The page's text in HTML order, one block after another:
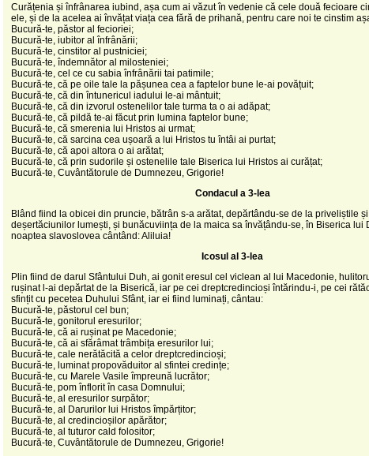
Curățenia și înfrânarea iubind, așa cum ai văzut în vedenie că cele două fecioare
ele, și de la acelea ai învățat viața cea fără de prihană, pentru care noi te cinstim
Bucură-te, păstor al fecioriei;
Bucură-te, iubitor al înfrânării;
Bucură-te, cinstitor al pustniciei;
Bucură-te, îndemnător al milosteniei;
Bucură-te, cel ce cu sabia înfrânării tai patimile;
Bucură-te, că pe oile tale la pășunea cea a faptelor bune le-ai povățuit;
Bucură-te, că din întunericul iadului le-ai mântuit;
Bucură-te, că din izvorul ostenelilor tale turma ta o ai adăpat;
Bucură-te, că pildă te-ai făcut prin lumina faptelor bune;
Bucură-te, că smerenia lui Hristos ai urmat;
Bucură-te, că sarcina cea ușoară a lui Hristos tu întâi ai purtat;
Bucură-te, că apoi altora o ai arătat;
Bucură-te, că prin sudorile și ostenelile tale Biserica lui Hristos ai curățat;
Bucură-te, Cuvântătorule de Dumnezeu, Grigorie!
Condacul a 3-lea
Blând fiind la obicei din pruncie, bătrân s-a arătat, depărtându-se de la priveliștile
deșertăciunilor lumești, și bunăcuviința de la maica sa învățându-se, în Biserica lui
noaptea slavoslovea cântând: Aliluia!
Icosul al 3-lea
Plin fiind de darul Sfântului Duh, ai gonit eresul cel viclean al lui Macedonie,
rușinat l-ai depărtat de la Biserică, iar pe cei dreptcredincioși întărindu-i, pe cei
sfințit cu pecetea Duhului Sfânt, iar ei fiind luminați, cântau:
Bucură-te, păstorul cel bun;
Bucură-te, gonitorul eresurilor;
Bucură-te, că ai rușinat pe Macedonie;
Bucură-te, că ai sfărâmat trâmbița eresurilor lui;
Bucură-te, cale nerătăcită a celor dreptcredincioși;
Bucură-te, luminat propovăduitor al sfintei credințe;
Bucură-te, cu Marele Vasile împreună lucrător;
Bucură-te, pom înflorit în casa Domnului;
Bucură-te, al eresurilor surpător;
Bucură-te, al Darurilor lui Hristos împărțitor;
Bucură-te, al credincioșilor apărător;
Bucură-te, al tuturor cald folositor;
Bucură-te, Cuvântătorule de Dumnezeu, Grigorie!